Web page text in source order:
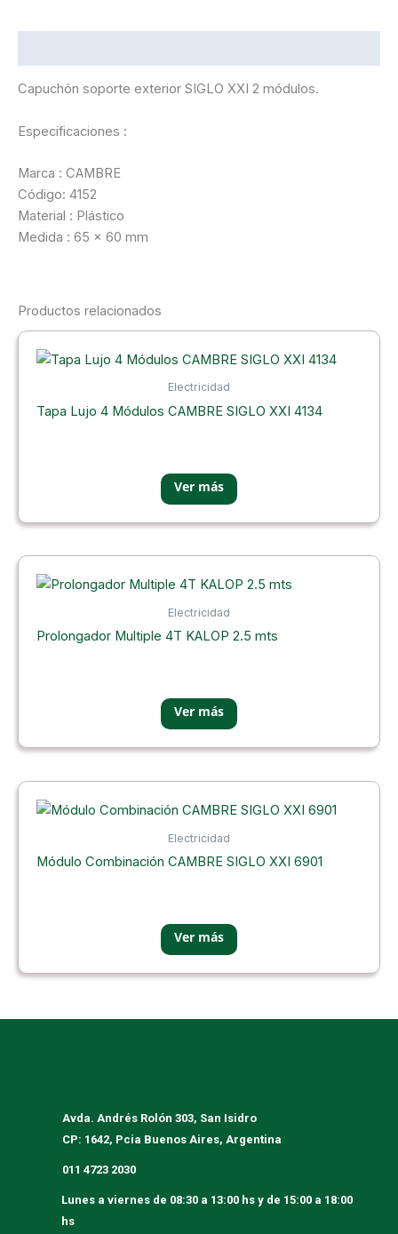
Capuchón soporte exterior SIGLO XXI 2 módulos.
Especificaciones :
Marca : CAMBRE
Código: 4152
Material : Plástico
Medida : 65 x 60 mm
Productos relacionados
Electricidad
Tapa Lujo 4 Módulos CAMBRE SIGLO XXI 4134
Electricidad
Prolongador Multiple 4T KALOP 2.5 mts
Electricidad
Módulo Combinación CAMBRE SIGLO XXI 6901
Avda. Andrés Rolón 303, San Isidro
CP: 1642, Pcia Buenos Aires, Argentina
011 4723 2030
Lunes a viernesde 08:30 a 13:00 hs y de 15:00 a 18:00
hs